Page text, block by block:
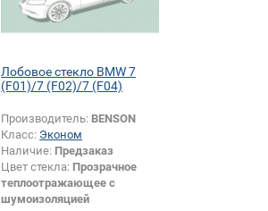
Лобовое стекло BMW 7
(F01)/7 (F02)/7 (F04)
Производитель: BENSON
Класс: Эконом
Наличие: Предзаказ
Цвет стекла: Прозрачное
теплоотражающее с
шумоизоляцией